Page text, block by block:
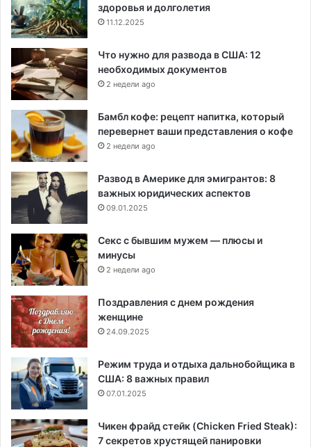
здоровья и долголетия
11.12.2025
Что нужно для развода в США: 12
необходимых документов
2 недели ago
Бамбл кофе: рецепт напитка, который
перевернет ваши представления о кофе
2 недели ago
Развод в Америке для эмигрантов: 8
важных юридических аспектов
09.01.2025
Секс с бывшим мужем — плюсы и
минусы
2 недели ago
Поздравления с днем рождения
женщине
24.09.2025
Режим труда и отдыха дальнобойщика в
США: 8 важных правил
07.01.2025
Чикен фрайд стейк (Chicken Fried Steak):
7 секретов хрустящей панировки